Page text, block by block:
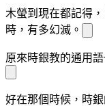
木螢到現在都記得
時，有多幻滅。
原來時銀教的通用
好在那個時候，時